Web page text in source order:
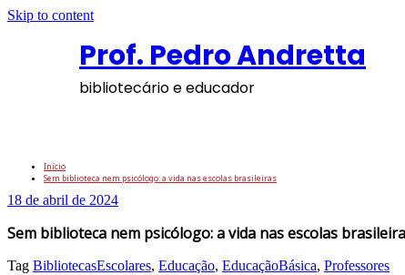
Skip to content
Prof. Pedro Andretta
bibliotecário e educador
Início
Sem biblioteca nem psicólogo: a vida nas escolas brasileiras
18 de abril de 2024
Sem biblioteca nem psicólogo: a vida nas escolas
Tag BibliotecasEscolares, Educação, EducaçãoBásica, Professores